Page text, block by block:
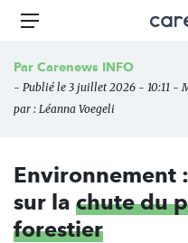
Aller
principal
des
Menu
Par Carenews INFO
- Publié le 3 juillet 2026 - 10:11 -
par : Léanna Voegeli
Environnement
sur la chute du
forestier